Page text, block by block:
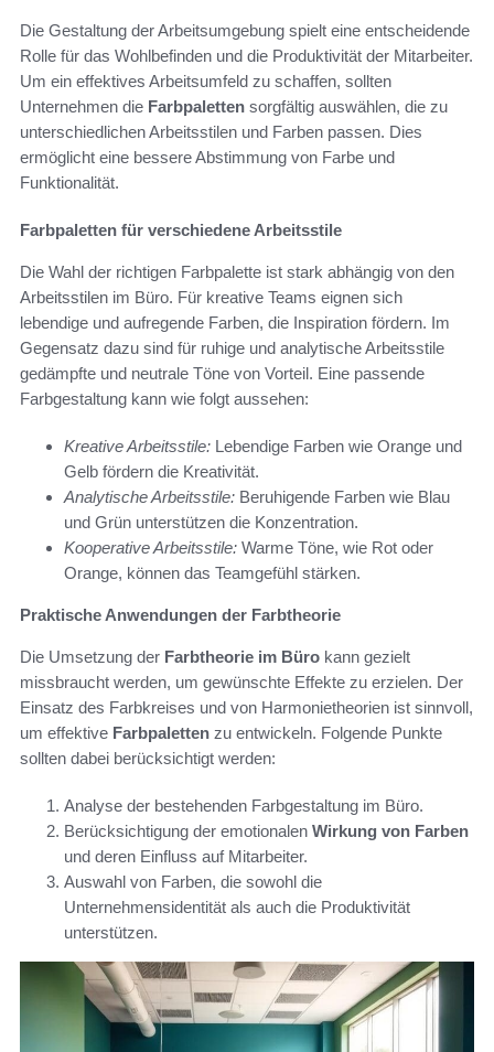
Die Gestaltung der Arbeitsumgebung spielt eine entscheidende
Rolle für das Wohlbefinden und die Produktivität der Mitarbeiter.
Um ein effektives Arbeitsumfeld zu schaffen, sollten
Unternehmen die Farbpaletten sorgfältig auswählen, die zu
unterschiedlichen Arbeitsstilen und Farben passen. Dies
ermöglicht eine bessere Abstimmung von Farbe und
Funktionalität.
Farbpaletten für verschiedene Arbeitsstile
Die Wahl der richtigen Farbpalette ist stark abhängig von den
Arbeitsstilen im Büro. Für kreative Teams eignen sich
lebendige und aufregende Farben, die Inspiration fördern. Im
Gegensatz dazu sind für ruhige und analytische Arbeitsstile
gedämpfte und neutrale Töne von Vorteil. Eine passende
Farbgestaltung kann wie folgt aussehen:
Kreative Arbeitsstile: Lebendige Farben wie Orange und
Gelb fördern die Kreativität.
Analytische Arbeitsstile: Beruhigende Farben wie Blau
und Grün unterstützen die Konzentration.
Kooperative Arbeitsstile: Warme Töne, wie Rot oder
Orange, können das Teamgefühl stärken.
Praktische Anwendungen der Farbtheorie
Die Umsetzung der Farbtheorie im Büro kann gezielt
missbraucht werden, um gewünschte Effekte zu erzielen. Der
Einsatz des Farbkreises und von Harmonietheorien ist sinnvoll,
um effektive Farbpaletten zu entwickeln. Folgende Punkte
sollten dabei berücksichtigt werden:
Analyse der bestehenden Farbgestaltung im Büro.
Berücksichtigung der emotionalen Wirkung von Farben
und deren Einfluss auf Mitarbeiter.
Auswahl von Farben, die sowohl die
Unternehmensidentität als auch die Produktivität
unterstützen.